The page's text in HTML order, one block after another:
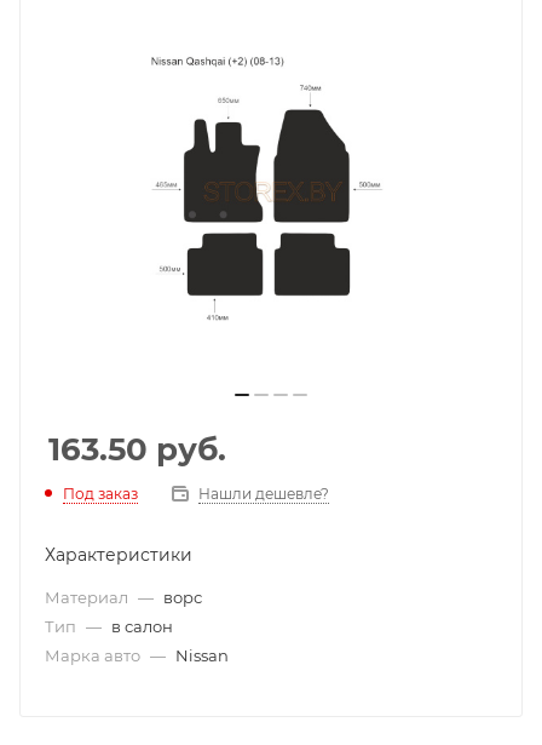
163.50 руб.
Под заказ Нашли дешевле?
Характеристики
Материал — ворс
Тип — в салон
Марка авто — Nissan